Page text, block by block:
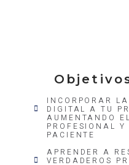
INCORPORAR
DIGITAL A TU
AUMENTANDO
PROFESIONAL
PACIENTE
APRENDER A
VERDADEROS